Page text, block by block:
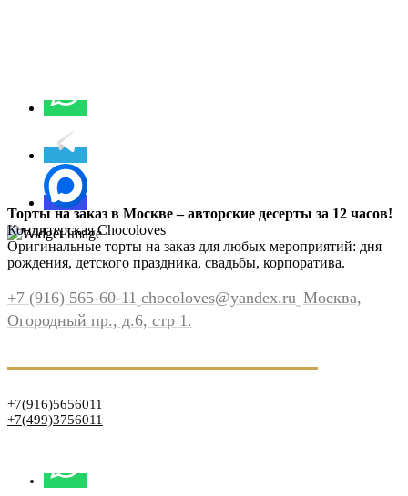
Торты на заказ в Москве – авторские десерты за 12 часов!
Кондитерская Chocoloves
Оригинальные торты на заказ для любых мероприятий: дня
рождения, детского праздника, свадьбы, корпоратива.
+7 (916) 565-60-11 chocoloves@yandex.ru Москва,
Огородный пр., д.6, стр 1.
+7(916)5656011
+7(499)3756011